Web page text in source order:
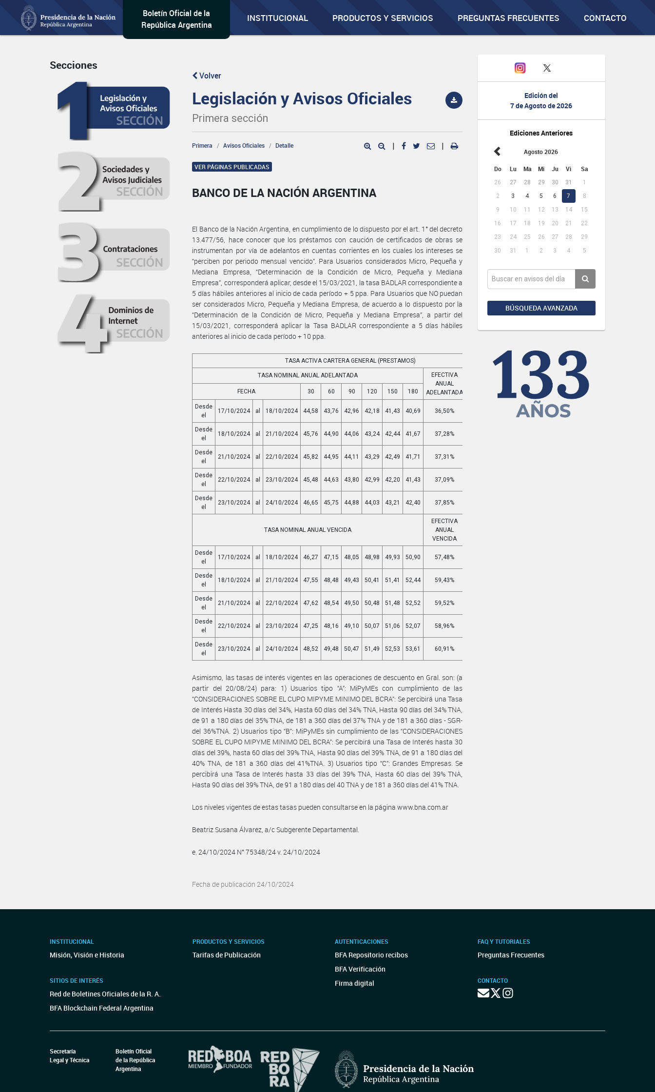
Boletín Oficial de la
República Argentina
INSTITUCIONAL PRODUCTOS Y SERVICIOS PREGUNTAS FRECUENTES CONTACTO
Edición del
7 de Agosto de 2026
Ediciones Anteriores
Agosto 2026
Do Lu Ma Mi Ju Vi Sa
26 27 28 29 30 31
1
2
3 4 5 6 7
8
9
10 11 12 13 14
15
16
17 18 19 20 21
22
23
24 25 26 27 28
29
30
31 1 2 3 4 5
BÚSQUEDA AVANZADA
Secciones
Volver
Legislación y Avisos Oficiales
Primera sección
Primera Avisos Oficiales Detalle | |
VER PÁGINAS PUBLICADAS
BANCO DE LA NACIÓN ARGENTINA
El Banco de la Nación Argentina, en cumplimiento de lo dispuesto por el art. 1° del decreto
13.477/56, hace conocer que los préstamos con caución de certificados de obras se
instrumentan por vía de adelantos en cuentas corrientes en los cuales los intereses se
“perciben por periodo mensual vencido”. Para Usuarios considerados Micro, Pequeña y
Mediana Empresa, “Determinación de la Condición de Micro, Pequeña y Mediana
Empresa”, corresponderá aplicar, desde el 15/03/2021, la tasa BADLAR correspondiente a
5 días hábiles anteriores al inicio de cada período + 5 ppa. Para Usuarios que NO puedan
ser considerados Micro, Pequeña y Mediana Empresa, de acuerdo a lo dispuesto por la
“Determinación de la Condición de Micro, Pequeña y Mediana Empresa”, a partir del
15/03/2021, corresponderá aplicar la Tasa BADLAR correspondiente a 5 días hábiles
anteriores al inicio de cada período + 10 ppa.
TASA ACTIVA CARTERA GENERAL (PRESTAMOS)
TASA NOMINAL ANUAL ADELANTADA
EFECTIVA
ANUAL
ADELANTADA
ADELANTADA
FECHA 30 60 90 120 150 180
Desde
el
17/10/2024 al 18/10/2024 44,58 43,76 42,96 42,18 41,43 40,69 36,50%
Desde
el
18/10/2024 al 21/10/2024 45,76 44,90 44,06 43,24 42,44 41,67 37,28%
Desde
el
21/10/2024 al 22/10/2024 45,82 44,95 44,11 43,29 42,49 41,71 37,31%
Desde
el
22/10/2024 al 23/10/2024 45,48 44,63 43,80 42,99 42,20 41,43 37,09%
Desde
el
23/10/2024 al 24/10/2024 46,65 45,75 44,88 44,03 43,21 42,40 37,85%
TASA NOMINAL ANUAL VENCIDA
EFECTIVA
ANUAL
VENCIDA
Desde
el
17/10/2024 al 18/10/2024 46,27 47,15 48,05 48,98 49,93 50,90 57,48%
Desde
el
18/10/2024 al 21/10/2024 47,55 48,48 49,43 50,41 51,41 52,44 59,43%
Desde
el
21/10/2024 al 22/10/2024 47,62 48,54 49,50 50,48 51,48 52,52 59,52%
Desde
el
22/10/2024 al 23/10/2024 47,25 48,16 49,10 50,07 51,06 52,07 58,96%
Desde
el
23/10/2024 al 24/10/2024 48,52 49,48 50,47 51,49 52,53 53,61 60,91%
Asimismo, las tasas de interés vigentes en las operaciones de descuento en Gral. son: (a
partir del 20/08/24) para: 1) Usuarios tipo “A”: MiPyMEs con cumplimiento de las
“CONSIDERACIONES SOBRE EL CUPO MIPYME MINIMO DEL BCRA”: Se percibirá una Tasa
de Interés Hasta 30 días del 34%, Hasta 60 días del 34% TNA, Hasta 90 días del 34% TNA,
de 91 a 180 días del 35% TNA, de 181 a 360 días del 37% TNA y de 181 a 360 días - SGR-
del 36%TNA. 2) Usuarios tipo “B”: MiPyMEs sin cumplimiento de las “CONSIDERACIONES
SOBRE EL CUPO MIPYME MINIMO DEL BCRA”: Se percibirá una Tasa de Interés hasta 30
días del 39%, hasta 60 días del 39% TNA, Hasta 90 días del 39% TNA, de 91 a 180 días del
40% TNA, de 181 a 360 días del 41%TNA. 3) Usuarios tipo “C”: Grandes Empresas. Se
percibirá una Tasa de Interés hasta 33 días del 39% TNA, Hasta 60 días del 39% TNA,
Hasta 90 días del 39% TNA, de 91 a 180 días del 40 TNA y de 181 a 360 días del 41% TNA.
Los niveles vigentes de estas tasas pueden consultarse en la página www.bna.com.ar
Beatriz Susana Álvarez, a/c Subgerente Departamental.
e. 24/10/2024 N° 75348/24 v. 24/10/2024
Fecha de publicación 24/10/2024
INSTITUCIONAL
Misión, Visión e Historia
SITIOS DE INTERÉS
Red de Boletines Oficiales de la R. A.
BFA Blockchain Federal Argentina
PRODUCTOS Y SERVICIOS
Tarifas de Publicación
AUTENTICACIONES
BFA Repositorio recibos
BFA Verificación
Firma digital
FAQ Y TUTORIALES
Preguntas Frecuentes
CONTACTO
Secretaría
Legal y Técnica
Boletín Oficial
de la República
Argentina